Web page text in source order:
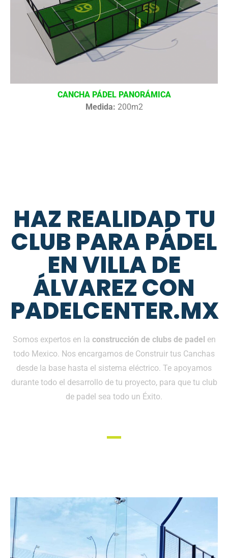
CANCHA PÁDEL PANORÁMICA
Medida: 200m2
HAZ REALIDAD TU
CLUB PARA PÁDEL
EN VILLA DE
ÁLVAREZ CON
PADELCENTER.MX
Somos expertos en la construcción de clubs de padel en
todo Mexico. Nos encargamos de Construir tus Canchas
desde la base hasta el sistema eléctrico. Te apoyamos
durante todo el desarrollo de tu proyecto, para que tu club
de padel sea todo un Éxito.